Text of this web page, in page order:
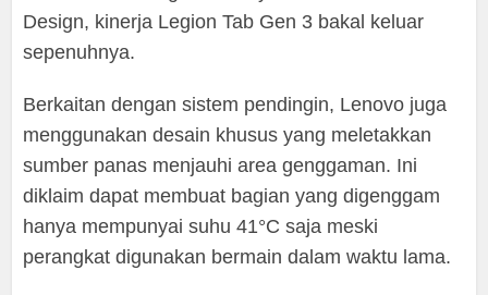
Design, kinerja Legion Tab Gen 3 bakal keluar
sepenuhnya.
Berkaitan dengan sistem pendingin, Lenovo juga
menggunakan desain khusus yang meletakkan
sumber panas menjauhi area genggaman. Ini
diklaim dapat membuat bagian yang digenggam
hanya mempunyai suhu 41°C saja meski
perangkat digunakan bermain dalam waktu lama.